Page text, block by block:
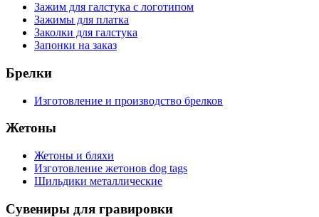
Зажим для галстука с логотипом
Зажимы для платка
Заколки для галстука
Запонки на заказ
Брелки
Изготовление и производство брелков
Жетоны
Жетоны и бляхи
Изготовление жетонов dog tags
Шильдики металлические
Сувениры для гравировки